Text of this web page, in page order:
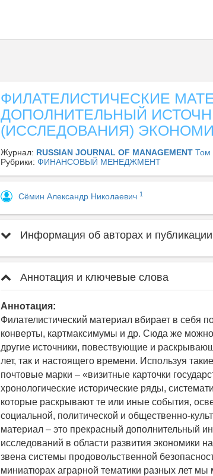
ФИЛАТЕЛИСТИЧЕСКИЕ
ДОПОЛНИТЕЛЬНЫЙ
(ИССЛЕДОВАНИЯ)
Журнал: RUSSIAN JOURNAL OF MANAGEMENT Том
Рубрики: ФИНАНСОВЫЙ МЕНЕДЖМЕНТ
Сёмин Александр Николаевич 1
Информация об авторах и публикации
Аннотация и ключевые слова
Аннотация:
Филателистический материал вбирает в себя
конверты, картмаксимумы и др. Сюда же можно
другие источники, повествующие и
лет, так и настоящего времени. Используя
почтовые марки – «визитные карточки
хронологические исторические ряды,
которые раскрывают те или иные события,
социальной, политической и общественно-
материал – это прекрасный дополнительный
исследований в области развития экономики
звена системы продовольственной
миниатюрах аграрной тематики разных лет